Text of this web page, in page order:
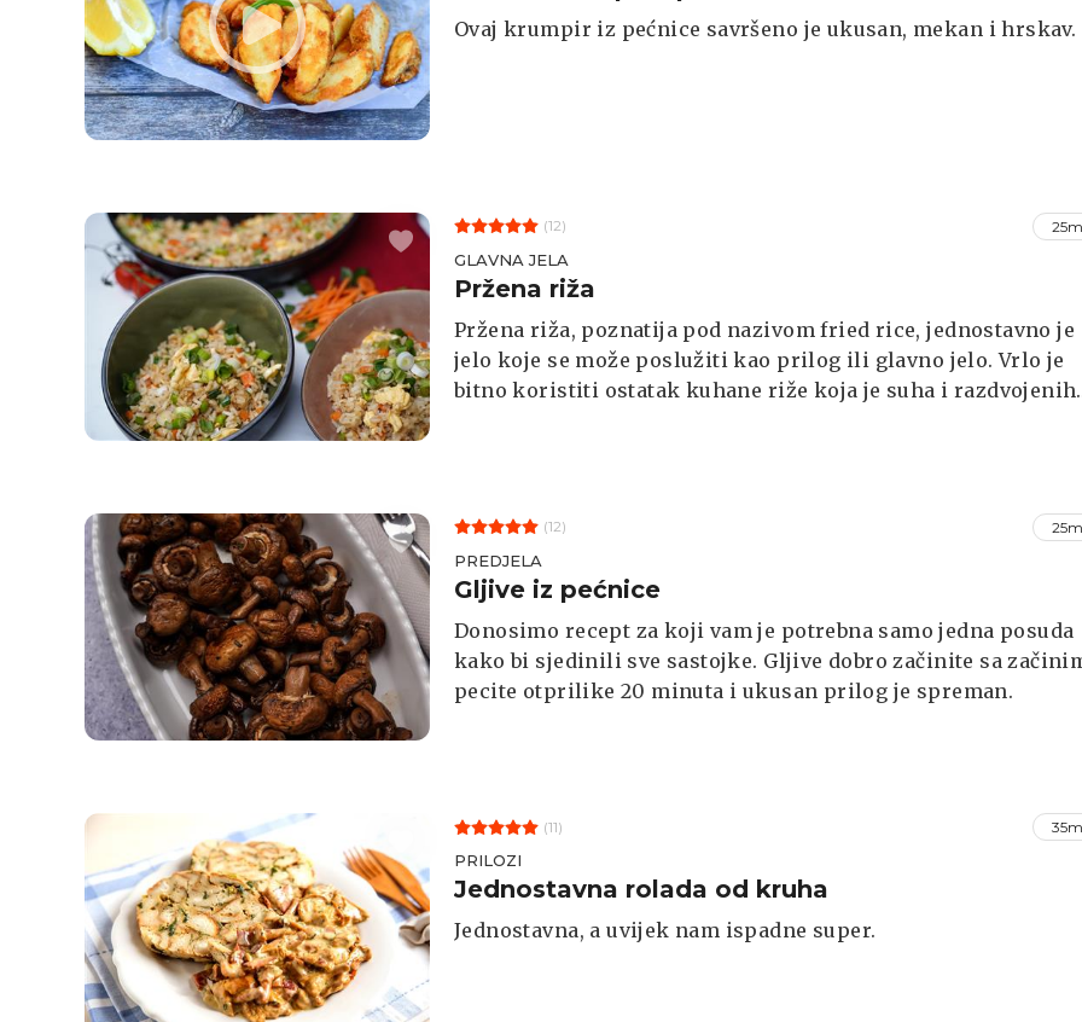
Ovaj krumpir iz pećnice savršeno je ukusan, mekan i hrskav.
(12)
GLAVNA JELA
Pržena riža
Pržena riža, poznatija pod nazivom fried rice, jednostavno je
jelo koje se može poslužiti kao prilog ili glavno jelo. Vrlo je
bitno koristiti ostatak kuhane riže koja je suha i razdvojenih
(12)
PREDJELA
Gljive iz pećnice
Donosimo recept za koji vam je potrebna samo jedna posuda
kako bi sjedinili sve sastojke. Gljive dobro začinite sa
pecite otprilike 20 minuta i ukusan prilog je spreman.
(11)
PRILOZI
Jednostavna rolada od kruha
Jednostavna, a uvijek nam ispadne super.